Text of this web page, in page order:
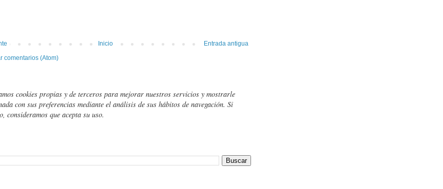
Entrada antigua
Inicio
comentarios (Atom)
cookies propias y de terceros para mejorar nuestros servicios y mostrarle
con sus preferencias mediante el análisis de sus hábitos de navegación. Si
consideramos que acepta su uso.